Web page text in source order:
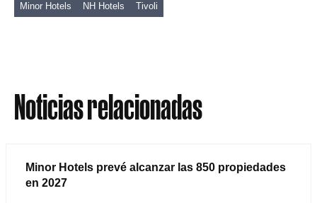
Minor Hotels NH Hotels Tivoli
Noticias relacionadas
Minor Hotels prevé alcanzar las 850 propiedades
en 2027